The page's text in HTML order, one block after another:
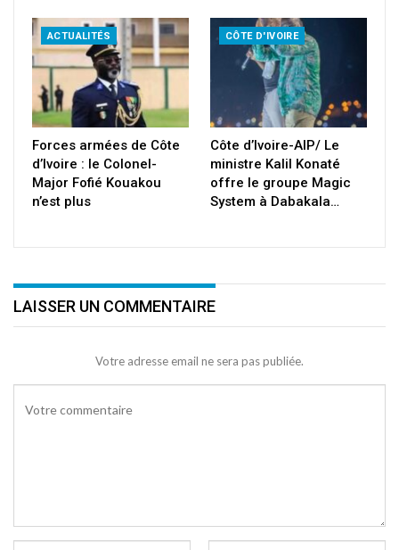
ACTUALITÉS
Forces armées de Côte
d’Ivoire : le Colonel-
Major Fofié Kouakou
n’est plus
CÔTE D'IVOIRE
Côte d’Ivoire-AIP/ Le
ministre Kalil Konaté
offre le groupe Magic
System à Dabakala…
LAISSER UN COMMENTAIRE
Votre adresse email ne sera pas publiée.